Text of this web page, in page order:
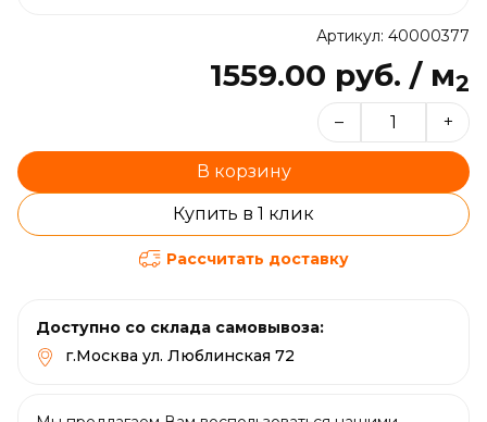
Артикул: 40000377
1559.00 руб. / м2
– +
В корзину
Купить в 1 клик
Рассчитать доставку
Доступно со склада самовывоза:
г.Москва ул. Люблинская 72